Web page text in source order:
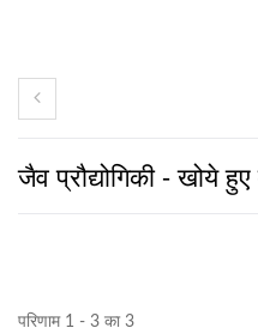
जैव प्रौद्योगिकी - खोये
परिणाम 1 - 3 का 3